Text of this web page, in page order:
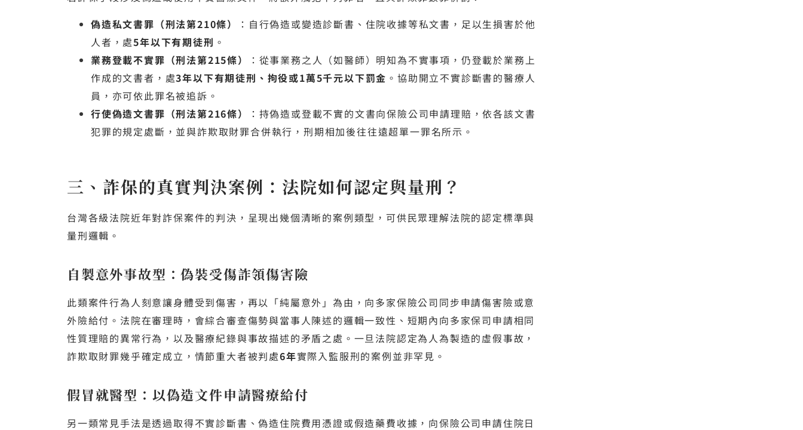
偽造私文書罪（刑法第210條）
：自行偽造或變造診斷書、住院收據等私文書，足以生損害於他
人者，處5年以下有期徒刑 。
業務登載不實罪（刑法第215條）
：從事業務之人（如醫師）明知為不實事項，仍登載於業務上
作成的文書者，處3年以下有期徒刑、拘役或1萬5千元以下罰金 。協助開立不實診斷書的醫療人
員，亦可依此罪名被追訴。
行使偽造文書罪（刑法第216條）
：持偽造或登載不實的文書向保險公司申請理賠，依各該文書
犯罪的規定處斷，並與詐欺取財罪合併執行，刑期相加後往往遠超單一罪名所示。
三、詐保的真實判決案例：法院如何認定與量刑？
台灣各級法院近年對詐保案件的判決，呈現出幾個清晰的案例類型，可供民眾理解法院的認定標準與
量刑邏輯。
自製意外事故型：偽裝受傷詐領傷害險
此類案件行為人刻意讓身體受到傷害，再以「純屬意外」為由，向多家保險公司同步申請傷害險或意
外險給付。法院在審理時，會綜合審查傷勢與當事人陳述的邏輯一致性、短期內向多家保司申請相同
性質理賠的異常行為，以及醫療紀錄與事故描述的矛盾之處。一旦法院認定為人為製造的虛假事故，
詐欺取財罪幾乎確定成立，情節重大者被判處6年實際入監服刑的案例並非罕見。
假冒就醫型：以偽造文件申請醫療給付
另一類常見手法是透過取得不實診斷書、偽造住院費用憑證或假造藥費收據，向保險公司申請住院日